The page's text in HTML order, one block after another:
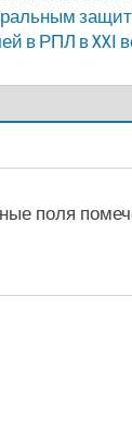
в РПЛ в XXI
поля